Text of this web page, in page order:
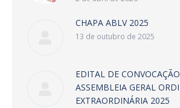
CHAPA ABLV 2025
13 de outubro de 2025
EDITAL DE
ASSEMBLEIA GERAL
EXTRAORDINÁRIA 2025